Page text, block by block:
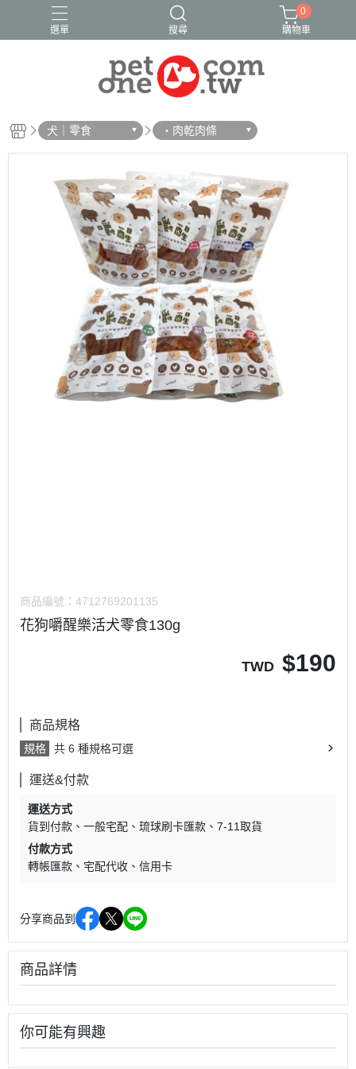
選單 搜尋
0
購物車
犬｜零食 ・肉乾肉條
商品編號： 4712769201135
花狗嚼醒樂活犬零食130g
TWD $190
商品規格
規格 共 6 種規格可選
運送&付款
運送方式
貨到付款
一般宅配 琉球刷卡匯款
7-11取貨
付款方式
轉帳匯款
宅配代收 信用卡
分享商品到
商品詳情
你可能有興趣